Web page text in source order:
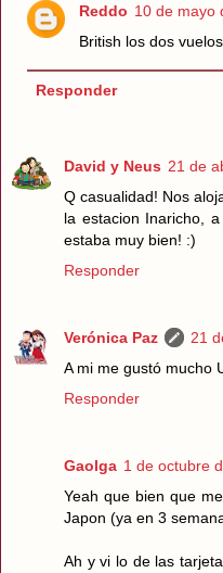
Reddo 10 de mayo
British los dos
Responder
David y Neus 21 de
Q casualidad! Nos
la estacion Inaricho,
estaba muy bien! :)
Responder
Verónica Paz
21
A mi me gustó mucho
Responder
Gaolga 1 de octubre
Yeah que bien que
Japon (ya en 3
Ah y vi lo de las